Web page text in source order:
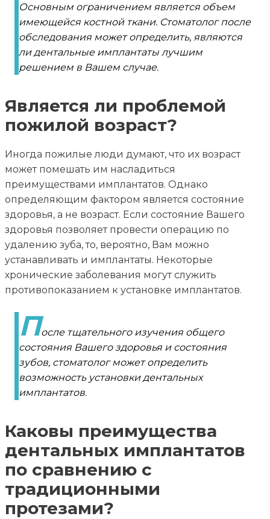
Основным ограничением является объем
имеющейся костной ткани. Стоматолог после
обследования может определить, являются
ли дентальные имплантаты лучшим
решением в Вашем случае.
Является ли проблемой
пожилой возраст?
Иногда пожилые люди думают, что их возраст
может помешать им насладиться
преимуществами имплантатов. Однако
определяющим фактором является состояние
здоровья, а не возраст. Если состояние Вашего
здоровья позволяет провести операцию по
удалению зуба, то, вероятно, Вам можно
устанавливать и имплантаты. Некоторые
хронические заболевания могут служить
противопоказанием к установке имплантатов.
После тщательного изучения общего
состояния Вашего здоровья и состояния
зубов, стоматолог может определить
возможность установки дентальных
имплантатов.
Каковы преимущества
дентальных имплантатов
по сравнению с
традиционными
протезами?